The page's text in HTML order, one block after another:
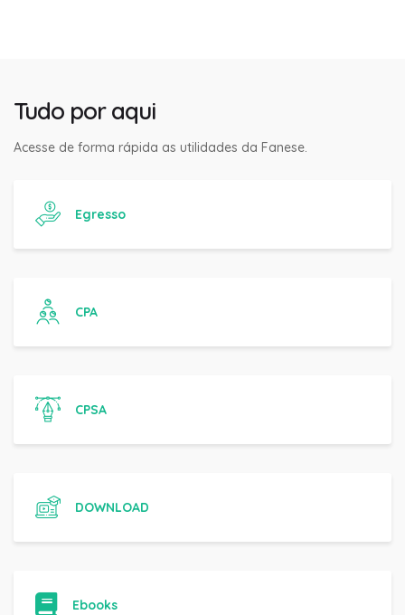
Tudo por aqui
Acesse de forma rápida as utilidades da Fanese.
Egresso
CPA
CPSA
DOWNLOAD
Ebooks